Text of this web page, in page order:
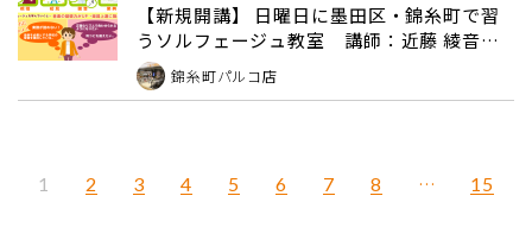
【新規開講】 日曜日に墨田区・錦糸町で習
うソルフェージュ教室 講師：近藤 綾音
【錦糸町パルコ店】
錦糸町パルコ店
1 2 3 4 5 6 7 8 … 15